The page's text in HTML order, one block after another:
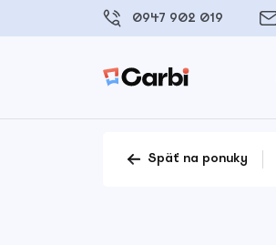
0947 902 019
Späť na ponuky